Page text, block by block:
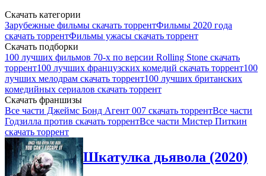
Скачать категории
Зарубежные фильмы скачать торрентФильмы 2020 года
скачать торрентФильмы ужасы скачать торрент
Скачать подборки
100 лучших фильмов 70-х по версии Rolling Stone скачать
торрент100 лучших французских комедий скачать торрент100
лучших мелодрам скачать торрент100 лучших британских
комедийных сериалов скачать торрент
Скачать франшизы
Все части Джеймс Бонд Агент 007 скачать торрентВсе части
Годзилла против скачать торрентВсе части Мистер Питкин
скачать торрент
Шкатулка дьявола (2020)